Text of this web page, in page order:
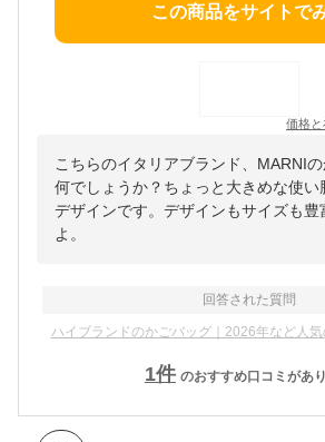
この商品をサイトで
価格と
こちらのイタリアブランド、MARNI
何でしょうか？ちょっと大きめな使い
デザインです。デザインもサイズも豊
よ。
回答された質問
ハイブランドのかごバッグ｜2026年など人気
1件 のおすすめ口コミがあ